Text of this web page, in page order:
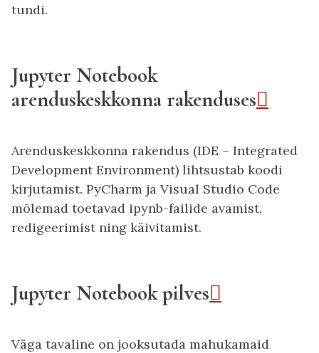
tundi.
Jupyter Notebook
arenduskeskkonna rakenduses
Arenduskeskkonna rakendus (IDE – Integrated
Development Environment) lihtsustab koodi
kirjutamist. PyCharm ja Visual Studio Code
mõlemad toetavad ipynb-failide avamist,
redigeerimist ning käivitamist.
Jupyter Notebook pilves
Väga tavaline on jooksutada mahukamaid